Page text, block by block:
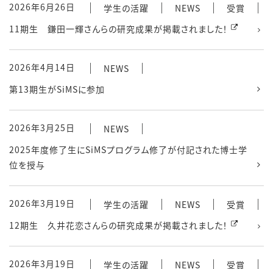
2026年6月26日 学生の活躍 NEWS
受賞
11期生 鎌田一輝さんらの研究成果が掲載されました！
2026年4月14日
NEWS
第13期生がSiMSに参加
2026年3月25日
NEWS
2025年度修了生にSiMSプログラム修了が付記された博士学
位を授与
2026年3月19日 学生の活躍 NEWS
受賞
12期生 久井花恋さんらの研究成果が掲載されました！
2026年3月19日 学生の活躍 NEWS
受賞